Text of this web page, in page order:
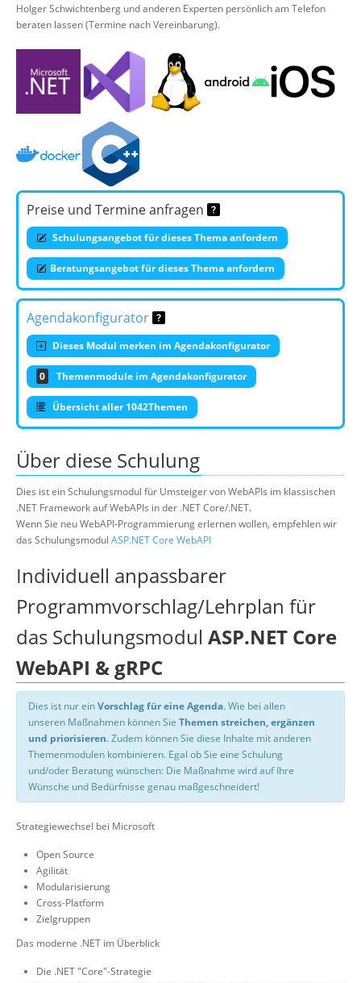
Holger Schwichtenberg und anderen Experten persönlich am Telefon
beraten lassen (Termine nach Vereinbarung).
Preise und Termine anfragen
Schulungsangebot für dieses Thema anfordern
Beratungsangebot für dieses Thema anfordern
Agendakonfigurator
Dieses Modul merken im Agendakonfigurator
0 Themenmodule im Agendakonfigurator
Übersicht aller 1042Themen
Über diese Schulung
Dies ist ein Schulungsmodul für Umsteiger von WebAPIs im klassischen
.NET Framework auf WebAPIs in der .NET Core/.NET.
Wenn Sie neu WebAPI-Programmierung erlernen wollen, empfehlen wir
das Schulungsmodul ASP.NET Core WebAPI
Individuell anpassbarer
Programmvorschlag/Lehrplan für
das Schulungsmodul ASP.NET Core
WebAPI & gRPC
Dies ist nur einVorschlag für eine Agenda. Wie bei allen
unseren Maßnahmen können Sie Themen streichen, ergänzen
und priorisieren. Zudem können Sie diese Inhalte mit anderen
Themenmodulen kombinieren. Egal ob Sie eine Schulung
und/oder Beratung wünschen: Die Maßnahme wird auf Ihre
Wünsche und Bedürfnisse genau maßgeschneidert!
Strategiewechsel bei Microsoft
Open Source
Agilität
Modularisierung
Cross-Platform
Zielgruppen
Das moderne .NET im Überblick
Die .NET "Core"-Strategie